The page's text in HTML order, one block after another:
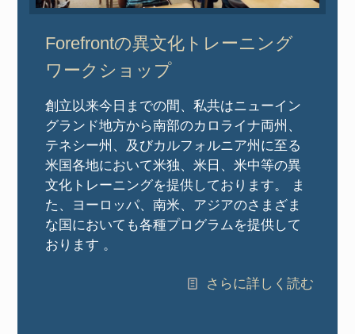
Forefrontの異文化トレーニング
ワークショップ
創立以来今日までの間、私共はニューイン
グランド地方から南部のカロライナ両州、
テネシー州、及びカルフォルニア州に至る
米国各地において米独、米日、米中等の異
文化トレーニングを提供しております。 ま
た、ヨーロッパ、南米、アジアのさまざま
な国においても各種プログラムを提供して
おります 。
さらに詳しく読む